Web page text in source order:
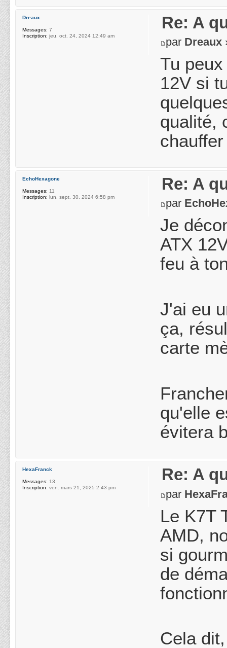
Re: A
par Dreaux
Tu
12V si
qualité,
Dreaux
Messages: 7
Inscription: jeu. oct. 24, 2024 12:49 am
Re: A
par
Je
ATX
feu à
J'ai eu
ça,
carte
qu'elle
évitera
EchoHexagone
Messages: 11
Inscription: lun. sept. 30, 2024 6:58 pm
Re: A
par
Le K7T
AMD,
si
de
Cela
HexaFranck
Messages: 13
Inscription: ven. mars 21, 2025 2:43 pm